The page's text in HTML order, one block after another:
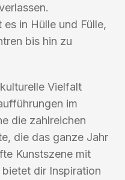
in Hülle und Fülle,
bis hin zu
Vielfalt
im
die zahlreichen
die das ganze Jahr
Kunstszene mit
dir Inspiration